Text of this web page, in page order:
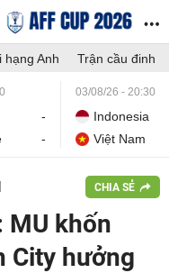
hạng Anh Trận cầu đinh
-
-
03/08/26 - 20:30
Indonesia
Việt Nam
CHIA SẺ
MU khốn
City hưởng